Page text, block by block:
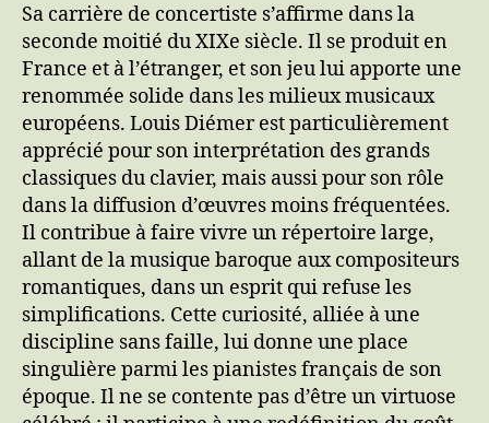
Sa carrière de concertiste s’affirme dans la
seconde moitié du XIXe siècle. Il se produit en
France et à l’étranger, et son jeu lui apporte une
renommée solide dans les milieux musicaux
européens. Louis Diémer est particulièrement
apprécié pour son interprétation des grands
classiques du clavier, mais aussi pour son rôle
dans la diffusion d’œuvres moins fréquentées.
Il contribue à faire vivre un répertoire large,
allant de la musique baroque aux compositeurs
romantiques, dans un esprit qui refuse les
simplifications. Cette curiosité, alliée à une
discipline sans faille, lui donne une place
singulière parmi les pianistes français de son
époque. Il ne se contente pas d’être un virtuose